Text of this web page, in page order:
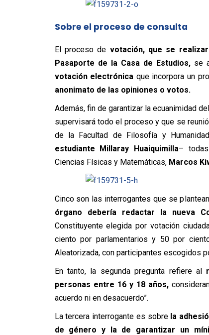
Sobre el proceso de consulta
El proceso de votación, que se
Pasaporte de la Casa de Estudios,se
votación electrónica que incorpora un
anonimato de las opiniones o votos.
Además, fin de garantizar la ecuanimidad
supervisará todo el proceso y que se
de la Facultad de Filosofía y
estudiante Millaray Huaiquimilla–
Ciencias Físicas y Matemáticas, Marcos
Cinco son las interrogantes que se
órgano debería redactar la nueva
Constituyente elegida por votación
ciento por parlamentarios y 50 por
Aleatorizada, con participantes escogidos
En tanto, la segunda pregunta refiere al
personas entre 16 y 18 años,
acuerdo ni en desacuerdo”.
La tercera interrogante es sobre la
de género y la de garantizar un